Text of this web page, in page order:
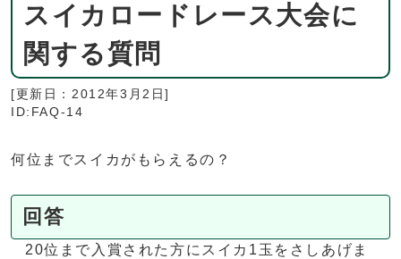
スイカロードレース大会に
関する質問
[更新日： 2012年3月2日]
ID:FAQ-14
何位までスイカがもらえるの？
回答
20位まで入賞された方にスイカ1玉をさしあげま